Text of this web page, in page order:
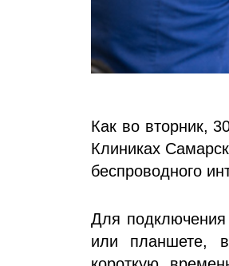
Как во вторник,
Клиниках
беспроводного
Для
или планшете,